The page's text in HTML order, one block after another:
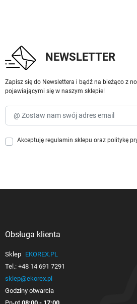
NEWSLETTER
Zapisz się do Newslettera i bądź na bieżąco z
pojawiającymi się w naszym sklepie!
Akceptuję regulamin sklepu oraz politykę
Obsługa klienta
Sklep EKOREX.PL
Tel.: +48 14 691 7291
sklep@ekorex.pl
Godziny otwarcia